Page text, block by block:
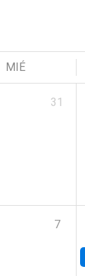
MIÉ
31
7